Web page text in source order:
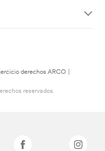
derechos ARCO
reservados.